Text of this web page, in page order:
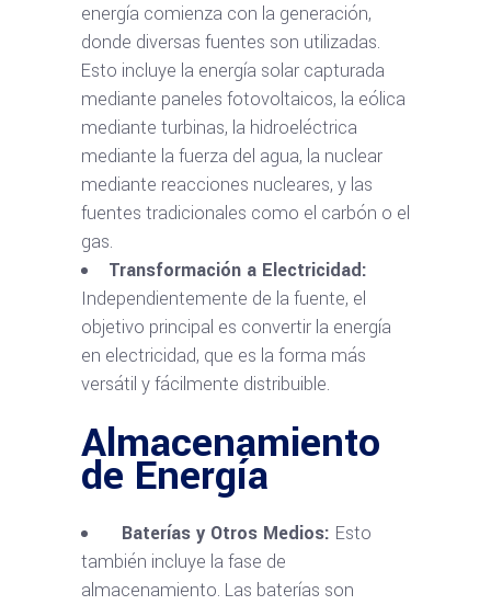
energía comienza con la generación,
donde diversas fuentes son utilizadas.
Esto incluye la energía solar capturada
mediante paneles fotovoltaicos, la eólica
mediante turbinas, la hidroeléctrica
mediante la fuerza del agua, la nuclear
mediante reacciones nucleares, y las
fuentes tradicionales como el carbón o el
gas.
Transformación a Electricidad:
Independientemente de la fuente, el
objetivo principal es convertir la energía
en electricidad, que es la forma más
versátil y fácilmente distribuible.
Almacenamiento
de Energía
Baterías y Otros Medios: Esto
también incluye la fase de
almacenamiento. Las baterías son